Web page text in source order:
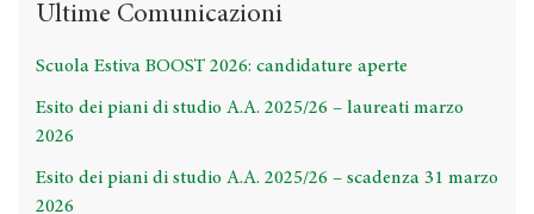
Ultime Comunicazioni
Scuola Estiva BOOST 2026: candidature aperte
Esito dei piani di studio A.A. 2025/26 – laureati marzo
2026
Esito dei piani di studio A.A. 2025/26 – scadenza 31 marzo
2026